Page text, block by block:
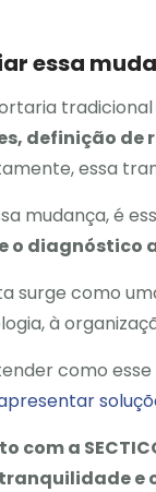
essa
definição de
essa
mudança, é
o diagnóstico
surge como
à
como
com a
e